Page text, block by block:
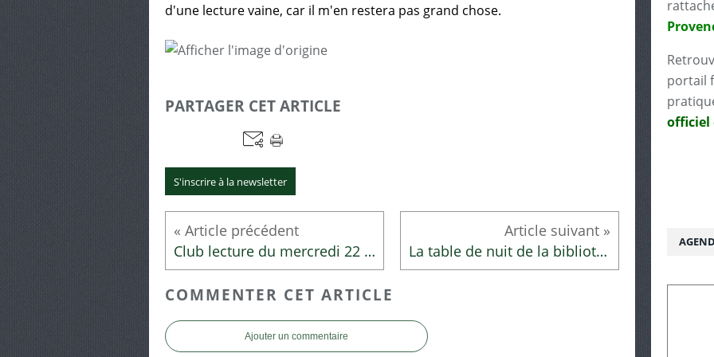
d'une lecture vaine, car il m'en restera pas grand chose.
PARTAGER CET ARTICLE
S'inscrire à la newsletter
Club lecture du mercredi 22 juin 2016 La table de nuit de la bibliothécaire
COMMENTER CET ARTICLE
Ajouter un commentaire
portail
officiel